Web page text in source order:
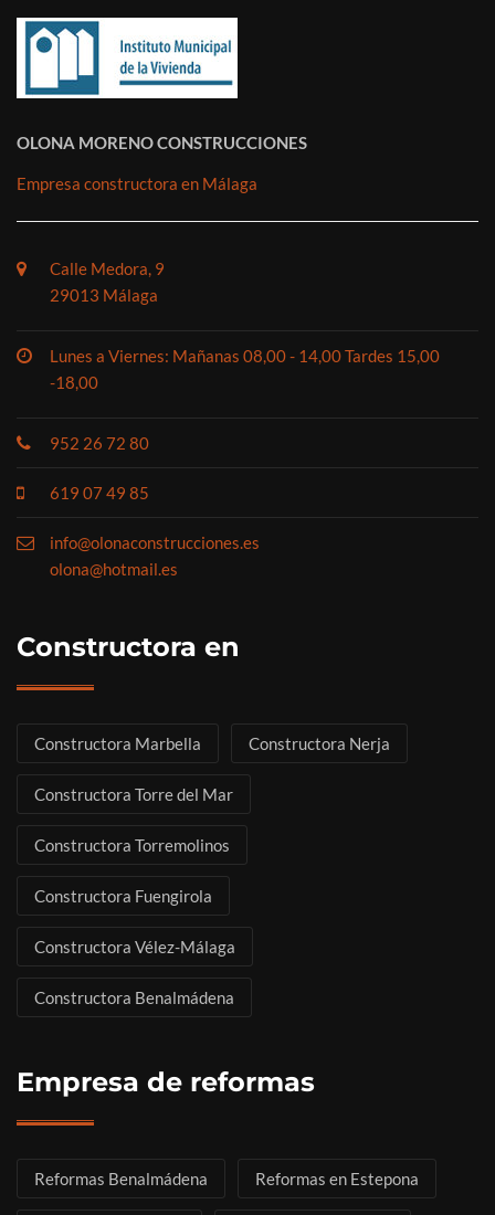
OLONA MORENO CONSTRUCCIONES
Empresa constructora en Málaga
Calle Medora, 9
29013 Málaga
Lunes a Viernes: Mañanas 08,00 - 14,00 Tardes 15,00
-18,00
952 26 72 80
619 07 49 85
info@olonaconstrucciones.es
olona@hotmail.es
Constructora en
Constructora Marbella Constructora Nerja
Constructora Torre del Mar
Constructora Torremolinos
Constructora Fuengirola
Constructora Vélez-Málaga
Constructora Benalmádena
Empresa de reformas
Reformas Benalmádena Reformas en Estepona